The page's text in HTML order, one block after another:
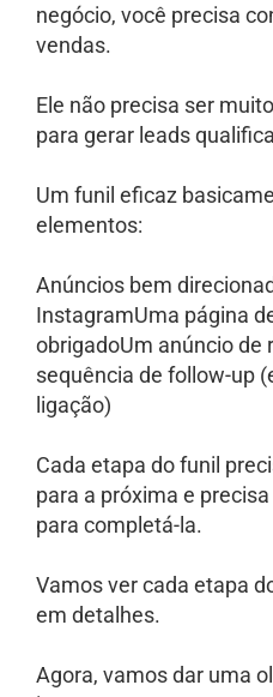
negócio, você precisa
vendas.
Ele não precisa ser
para gerar leads
Um funil eficaz
elementos:
Anúncios bem
InstagramUma página
obrigadoUm anúncio de
sequência de follow-up
ligação)
Cada etapa do funil
para a próxima e
para completá-la.
Vamos ver cada etapa
em detalhes.
Agora, vamos dar uma